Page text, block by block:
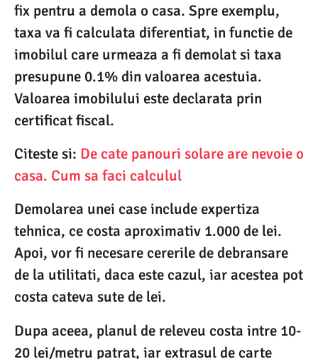
fix pentru a demola o casa. Spre exemplu,
taxa va fi calculata diferentiat, in functie de
imobilul care urmeaza a fi demolat si taxa
presupune 0.1% din valoarea acestuia.
Valoarea imobilului este declarata prin
certificat fiscal.
Citeste si: De cate panouri solare are nevoie o
casa. Cum sa faci calculul
Demolarea unei case include expertiza
tehnica, ce costa aproximativ 1.000 de lei.
Apoi, vor fi necesare cererile de debransare
de la utilitati, daca este cazul, iar acestea pot
costa cateva sute de lei.
Dupa aceea, planul de releveu costa intre 10-
20 lei/metru patrat, iar extrasul de carte